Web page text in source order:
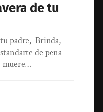
de tu
padre, Brinda,
de pena
muere…